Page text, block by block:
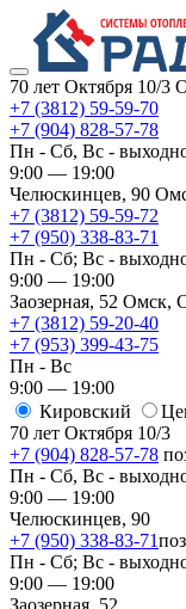
70 лет Октября 10/3
+7 (3812) 59-59-70
+7 (904) 828-57-78
Пн - Сб, Вс -
9:00 — 19:00
Челюскинцев, 90
+7 (3812) 59-59-72
+7 (950) 338-83-71
Пн - Сб; Вс -
9:00 — 19:00
Заозерная, 52 Омск,
+7 (3812) 59-20-40
+7 (953) 399-43-75
Пн - Вс
9:00 — 19:00
Кировский
70 лет Октября 10/3
+7 (904) 828-57-78
Пн - Сб, Вс -
9:00 — 19:00
Челюскинцев, 90
+7 (950) 338-83-71
Пн - Сб; Вс -
9:00 — 19:00
Заозерная, 52